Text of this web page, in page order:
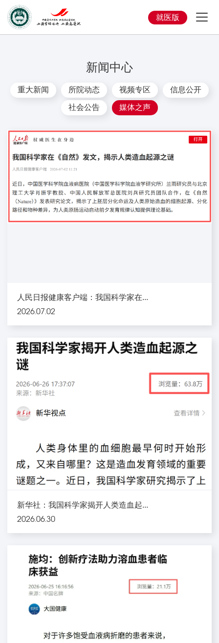
就医版
新闻中心
重大新闻 所院动态 视频专区 信息公开
社会公告 媒体之声
人民日报健康客户端：我国科学家在...
2026.07.02
新华社：我国科学家揭开人类造血起...
2026.06.30